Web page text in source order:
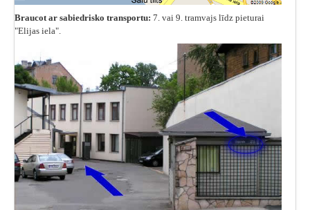
Braucot ar sabiedrisko transportu: 7. vai 9. tramvajs līdz pieturai
"Elijas iela".